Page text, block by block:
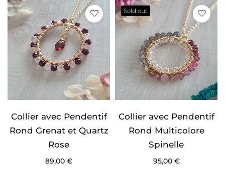
Collier avec Pendentif
Rond Grenat et Quartz
Rose
89,00 €
Sold out
Collier avec Pendentif
Rond Multicolore
Spinelle
95,00 €